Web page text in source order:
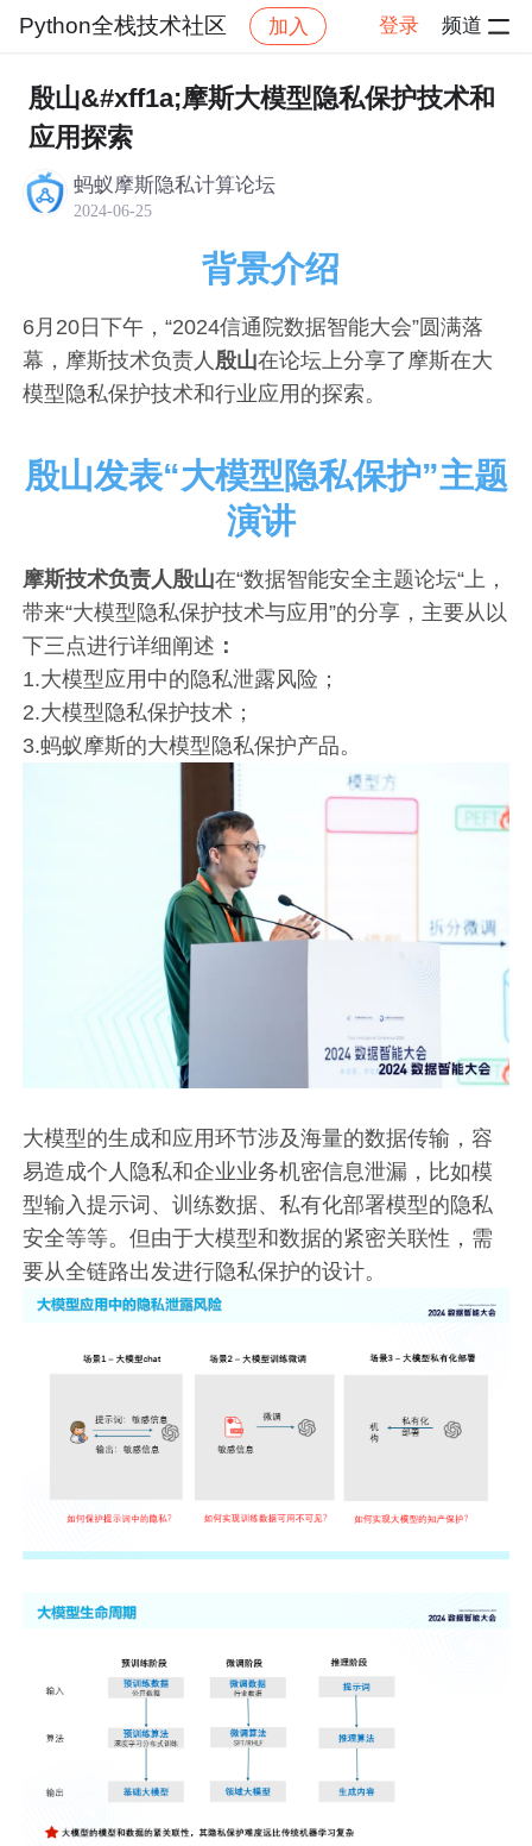
Python全栈技术社区 加入 登录 频道
社区 Python全栈技术社区 博文广场 帖子详情
殷山&#xff1a;摩斯大模型隐私保护技术和
应用探索
蚂蚁摩斯隐私计算论坛
2024-06-25
背景介绍
6月20日下午，“2024信通院数据智能大会”圆满落
幕，摩斯技术负责人 殷山在论坛上分享了摩斯在大
模型隐私保护技术和行业应用的探索。
殷山发表“大模型隐私保护”主题
演讲
摩斯技术负责人殷山在“数据智能安全主题论坛“上，
带来“大模型隐私保护技术与应用”的分享，主要从以
下三点进行详细阐述 ：
1.大模型应用中的隐私泄露风险；
2.大模型隐私保护技术；
3.蚂蚁摩斯的大模型隐私保护产品。
大模型的生成和应用环节涉及海量的数据传输，容
易造成个人隐私和企业业务机密信息泄漏，比如模
型输入提示词、训练数据、私有化部署模型的隐私
安全等等。但由于大模型和数据的紧密关联性，需
要从全链路出发进行隐私保护的设计。